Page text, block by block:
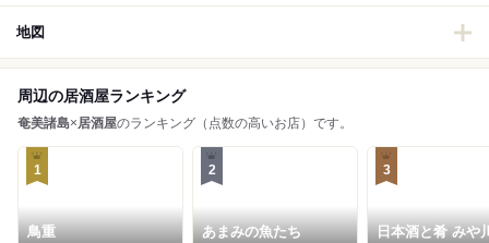
地図
周辺の居酒屋ランキング
奄美諸島×居酒屋のランキング（点数の高いお店）です。
1
鳥重
2
あまみの魚たち
3
日本酒と肴 みや